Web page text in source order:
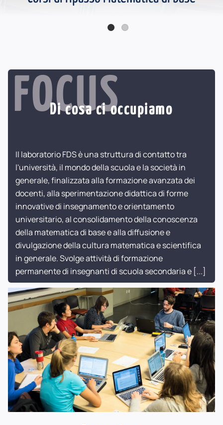
Online la seconda serie Podcast FDS - Katherine Johnson
FOCUS
Di cosa ci occupiamo
Il laboratorio FDS è una struttura di contatto tra
l'università, il mondo della scuola e la società in
generale, finalizzata alla formazione avanzata dei
docenti, alla sperimentazione didattica di forme
innovative di insegnamento e orientamento
universitario, al consolidamento della conoscenza
della matematica di base e alla diffusione e
divulgazione della cultura matematica e scientifica
in generale. Svolge attività di formazione
permanente di insegnanti di scuola secondaria e [...]